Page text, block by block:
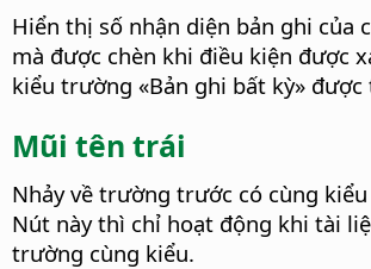
Hiển thị số nhận diện bản ghi của
mà được chèn khi điều kiện được
kiểu trường «Bản ghi bất kỳ» được
Mũi tên trái
Nhảy về trường trước có cùng
Nút này thì chỉ hoạt động khi tài
trường cùng kiểu.